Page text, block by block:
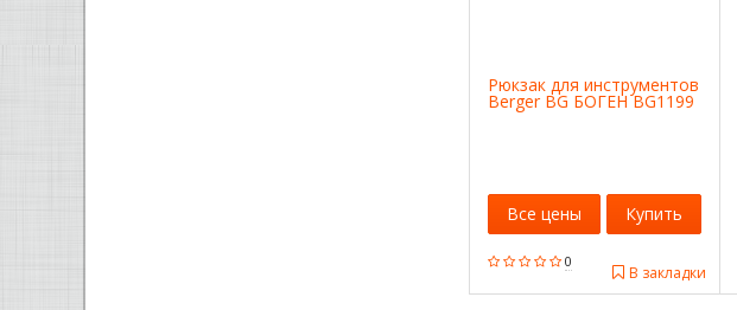
Рюкзак для инструментов
Berger BG БОГЕН BG1199
0
В закладки
Все цены Купить